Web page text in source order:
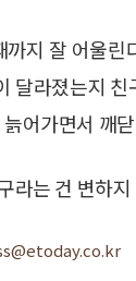
지 잘 어울
달라졌는지
어가면서 깨
라는 건 변하